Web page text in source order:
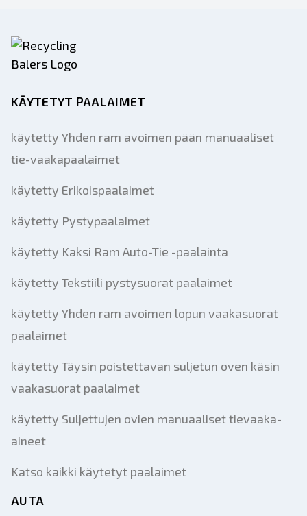
KÄYTETYT PAALAIMET
käytetty Yhden ram avoimen pään manuaaliset
tie-vaakapaalaimet
käytetty Erikoispaalaimet
käytetty Pystypaalaimet
käytetty Kaksi Ram Auto-Tie -paalainta
käytetty Tekstiili pystysuorat paalaimet
käytetty Yhden ram avoimen lopun vaakasuorat
paalaimet
käytetty Täysin poistettavan suljetun oven käsin
vaakasuorat paalaimet
käytetty Suljettujen ovien manuaaliset tievaaka-
aineet
Katso kaikki käytetyt paalaimet
AUTA